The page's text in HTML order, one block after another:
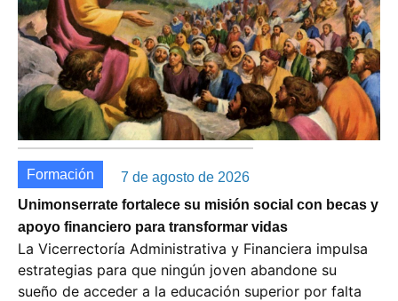
Formación
7 de agosto de 2026
Unimonserrate fortalece su misión social con becas y
apoyo financiero para transformar vidas
La Vicerrectoría Administrativa y Financiera impulsa
estrategias para que ningún joven abandone su
sueño de acceder a la educación superior por falta